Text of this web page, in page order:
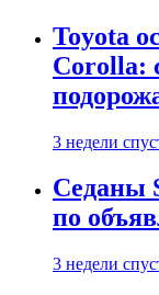
Toyota
Corolla:
3 недели
Седаны
по
3 недели